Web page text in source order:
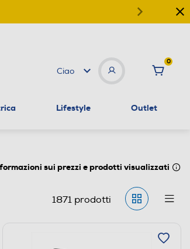
Ciao
0
Lifestyle Outlet
sui prezzi e prodotti visualizzati
1871prodotti